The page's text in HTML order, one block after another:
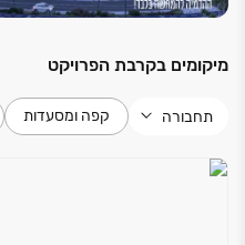
מיקומים בקרבת הפרויקט
תחבורה קפה ומסעדות